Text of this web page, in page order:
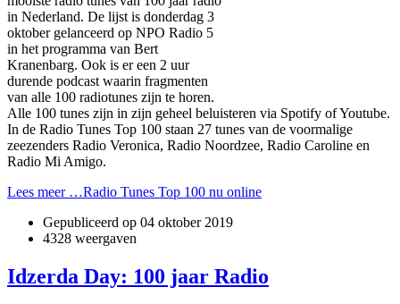
in Nederland. De lijst is donderdag 3
oktober gelanceerd op NPO Radio 5
in het programma van Bert
Kranenbarg. Ook is er een 2 uur
durende podcast waarin fragmenten
van alle 100 radiotunes zijn te horen.
Alle 100 tunes zijn in zijn geheel beluisteren via Spotify of Youtube.
In de Radio Tunes Top 100 staan 27 tunes van de voormalige
zeezenders Radio Veronica, Radio Noordzee, Radio Caroline en
Radio Mi Amigo.
Lees meer …Radio Tunes Top 100 nu online
Gepubliceerd op 04 oktober 2019
4328 weergaven
Idzerda Day: 100 jaar Radio